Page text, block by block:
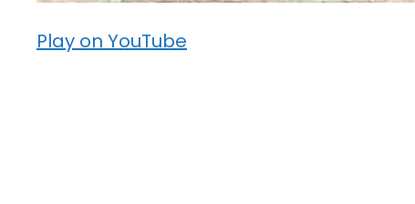
Play on YouTube